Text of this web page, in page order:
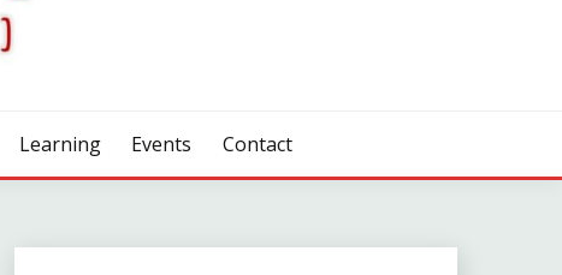
Learning Events Contact